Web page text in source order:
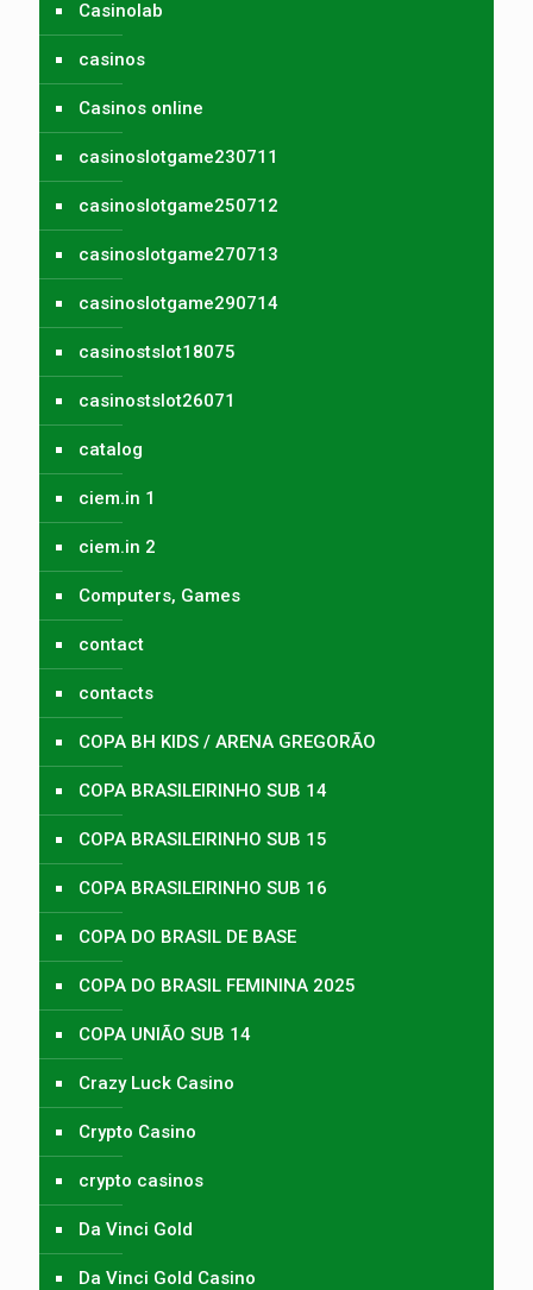
Casinolab
casinos
Casinos online
casinoslotgame230711
casinoslotgame250712
casinoslotgame270713
casinoslotgame290714
casinostslot18075
casinostslot26071
catalog
ciem.in 1
ciem.in 2
Computers, Games
contact
contacts
COPA BH KIDS / ARENA GREGORÃO
COPA BRASILEIRINHO SUB 14
COPA BRASILEIRINHO SUB 15
COPA BRASILEIRINHO SUB 16
COPA DO BRASIL DE BASE
COPA DO BRASIL FEMININA 2025
COPA UNIÃO SUB 14
Crazy Luck Casino
Crypto Casino
crypto casinos
Da Vinci Gold
Da Vinci Gold Casino